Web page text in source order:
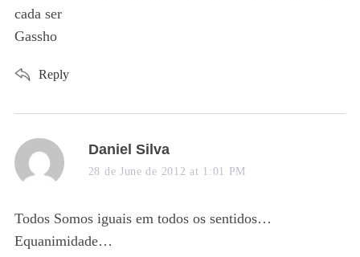
cada ser
Gassho
Reply
s
a
s
:
Daniel Silva
28 de June de 2012 at 1:01 PM
Todos Somos iguais em todos os sentidos…
Equanimidade…